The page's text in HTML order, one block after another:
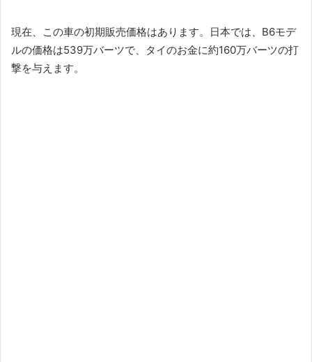
現在、この車の初期販売価格はあります。
日本では、B6モデ
ルの価格は539万バーツで、タイのお金に約160万バーツの打
撃を与えます。